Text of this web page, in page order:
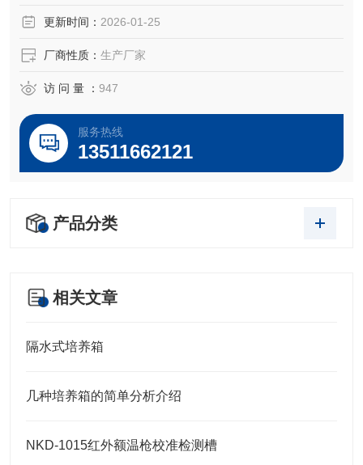
更新时间： 2026-01-25
厂商性质： 生产厂家
访 问 量 ： 947
服务热线
13511662121
产品分类
相关文章
隔水式培养箱
几种培养箱的简单分析介绍
NKD-1015红外额温枪校准检测槽